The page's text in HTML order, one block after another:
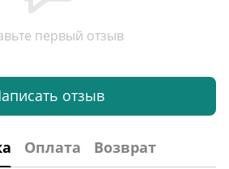
первый отзыв
отзыв
Оплата Возврат